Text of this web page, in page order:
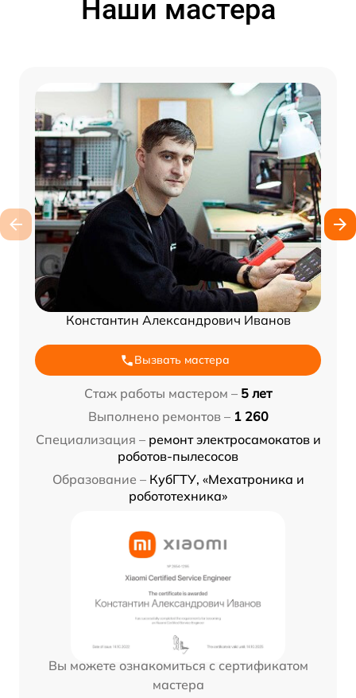
Наши мастера
Константин Александрович Иванов
Вызвать мастера
Стаж работы мастером – 5 лет
Выполнено ремонтов – 1 260
Специализация – ремонт электросамокатов и
роботов-пылесосов
Образование – КубГТУ, «Мехатроника и
робототехника»
Вы можете ознакомиться с сертификатом
мастера